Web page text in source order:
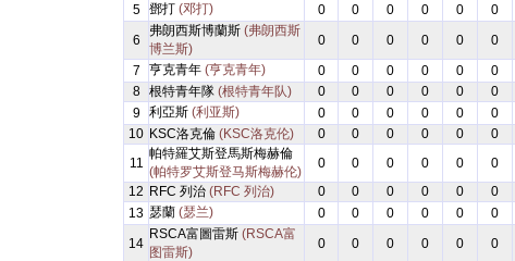
5
鄧打 (邓打) 0 0 0 0 0 0
6
弗朗西斯博蘭斯 (弗朗西斯
博兰斯)
0 0 0 0 0 0
7
亨克青年 (亨克青年) 0 0 0 0 0 0
8
根特青年隊 (根特青年队) 0 0 0 0 0 0
9
利亞斯 (利亚斯) 0 0 0 0 0 0
10 KSC洛克倫 (KSC洛克伦) 0 0 0 0 0 0
11
帕特羅艾斯登馬斯梅赫倫
(帕特罗艾斯登马斯梅赫伦)
0 0 0 0 0 0
12 RFC 列治 (RFC 列治) 0 0 0 0 0 0
13 瑟蘭 (瑟兰) 0 0 0 0 0 0
14
RSCA富圖雷斯 (RSCA富
图雷斯)
0 0 0 0 0 0